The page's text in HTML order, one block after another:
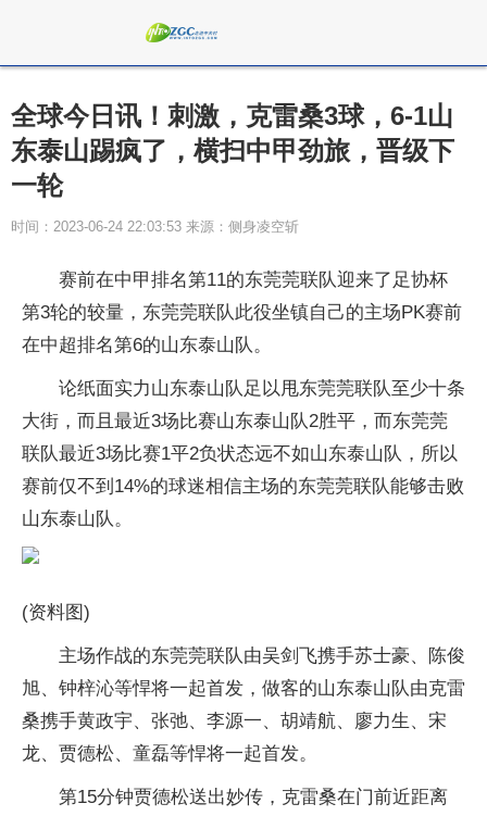
全球今日讯！刺激，克雷桑3球，6-1山
东泰山踢疯了，横扫中甲劲旅，晋级下
一轮
时间：2023-06-24 22:03:53 来源：侧身凌空斩
赛前在中甲排名第11的东莞莞联队迎来了足协杯
第3轮的较量，东莞莞联队此役坐镇自己的主场PK赛前
在中超排名第6的山东泰山队。
论纸面实力山东泰山队足以甩东莞莞联队至少十条
大街，而且最近3场比赛山东泰山队2胜平，而东莞莞
联队最近3场比赛1平2负状态远不如山东泰山队，所以
赛前仅不到14%的球迷相信主场的东莞莞联队能够击败
山东泰山队。
(资料图)
主场作战的东莞莞联队由吴剑飞携手苏士豪、陈俊
旭、钟梓沁等悍将一起首发，做客的山东泰山队由克雷
桑携手黄政宇、张弛、李源一、胡靖航、廖力生、宋
龙、贾德松、童磊等悍将一起首发。
第15分钟贾德松送出妙传，克雷桑在门前近距离